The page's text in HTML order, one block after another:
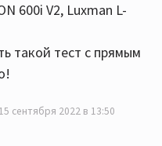
600i V2, Luxman L-
такой тест с прямым
15 сентября 2022 в 13:50